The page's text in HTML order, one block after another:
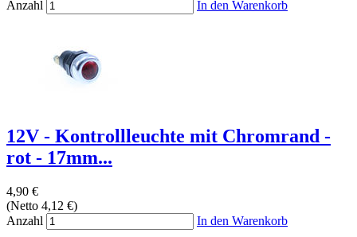
Anzahl
In den Warenkorb
12V - Kontrollleuchte mit Chromrand -
rot - 17mm...
4,90 €
(Netto 4,12 €)
Anzahl
In den Warenkorb